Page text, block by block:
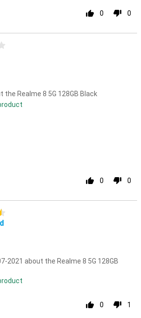
0 0
the Realme 8 5G 128GB Black
0 0
2021 about the Realme 8 5G 128GB
0 1